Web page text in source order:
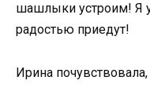
шашлыки устроим! Я
радостью приедут!
Ирина